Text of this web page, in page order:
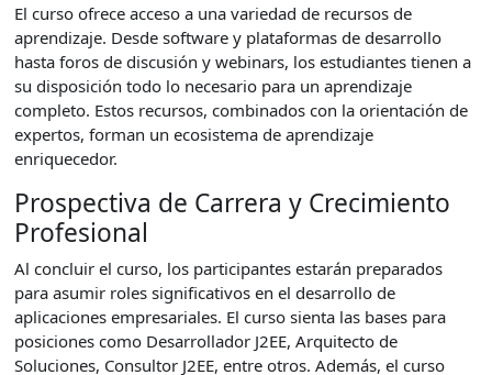
El curso ofrece acceso a una variedad de recursos de
aprendizaje. Desde software y plataformas de desarrollo
hasta foros de discusión y webinars, los estudiantes tienen a
su disposición todo lo necesario para un aprendizaje
completo. Estos recursos, combinados con la orientación de
expertos, forman un ecosistema de aprendizaje
enriquecedor.
Prospectiva de Carrera y Crecimiento
Profesional
Al concluir el curso, los participantes estarán preparados
para asumir roles significativos en el desarrollo de
aplicaciones empresariales. El curso sienta las bases para
posiciones como Desarrollador J2EE, Arquitecto de
Soluciones, Consultor J2EE, entre otros. Además, el curso